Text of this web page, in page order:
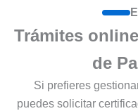
Trámites
de
Si prefieres
puedes solicitar